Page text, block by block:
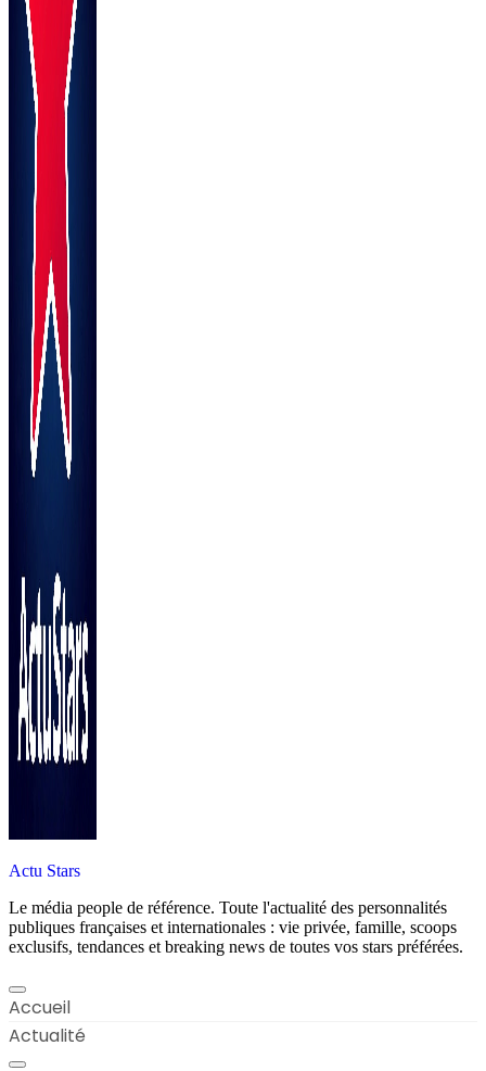
Actu Stars
Le média people de référence. Toute l'actualité des personnalités
publiques françaises et internationales : vie privée, famille, scoops
exclusifs, tendances et breaking news de toutes vos stars préférées.
Accueil
Actualité